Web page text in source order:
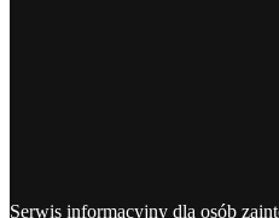
Serwis informacyjny dla osób